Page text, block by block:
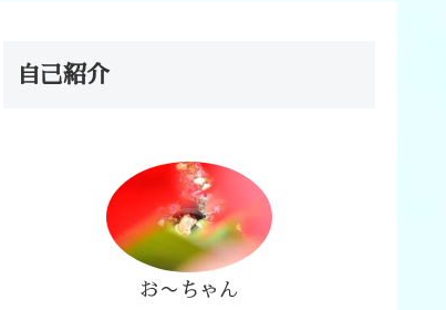
自己紹介
お〜ちゃん